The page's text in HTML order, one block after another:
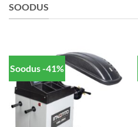
SOODUS
Soodus -41%